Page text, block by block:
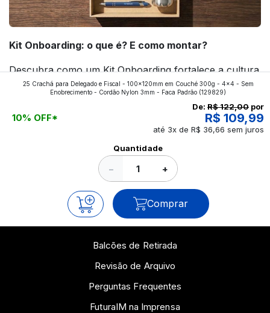
Kit Onboarding: o que é? E como montar?
Descubra como um Kit Onboarding fortalece a cultura
da empresa, melhora a experiência dos novos
colaboradores e ajuda a construir uma marca mais
forte! Confira!
25 Crachá para Delegado e Fiscal - 100x120mm em Couché 300g - 4x4 - Sem
Enobrecimento - Cordão Nylon 3mm - Faca Padrão (129829)
10% OFF*
De: R$ 122,00 por
R$ 109,99
até 3x de R$ 36,66 sem juros
Quantidade
− +
Comprar
Balcões de Retirada
Revisão de Arquivo
Perguntas Frequentes
FuturaIM na Imprensa